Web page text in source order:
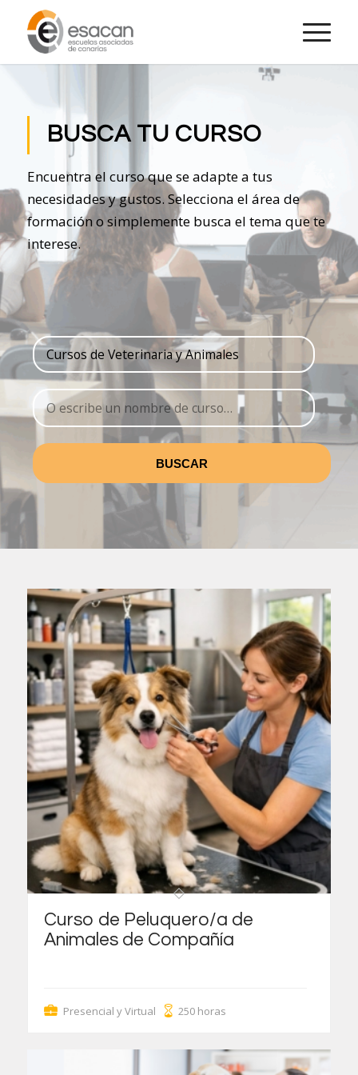
BUSCA TU CURSO
Encuentra el curso que se adapte a tus
necesidades y gustos. Selecciona el área de
formación o simplemente busca el tema que te
interese.
Curso de Peluquero/a de
Animales de Compañía
Presencial y Virtual 250 horas